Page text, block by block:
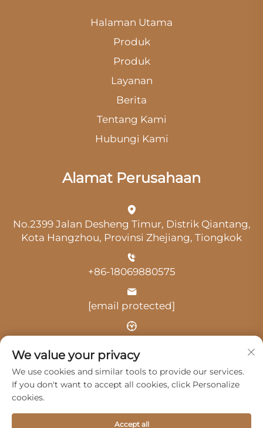
Halaman Utama
Produk
Produk
Layanan
Berita
Tentang Kami
Hubungi Kami
Alamat Perusahaan
No.2399 Jalan Desheng Timur, Distrik Qiantang,
Kota Hangzhou, Provinsi Zhejiang, Tiongkok
+86-18069880575
[email protected]
Waktu: 09:00-18:00
Hak Cipta © 2025 oleh Hangzhou Guangji Automobile
We value your privacy
We use cookies and similar tools to provide our services.
If you don't want to accept all cookies, click Personalize
cookies.
Accept all